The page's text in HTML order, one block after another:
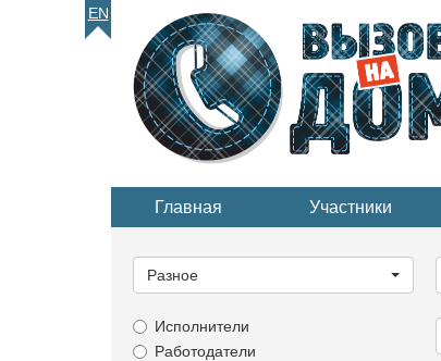
EN
Главная Участники
категорию...
Разное
Исполнители
Работодатели